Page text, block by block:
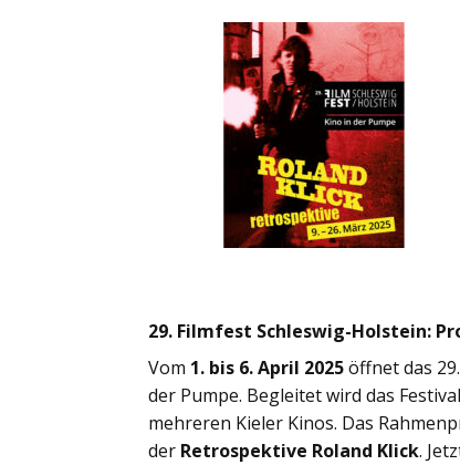
29. Filmfest Schleswig-Holstein:
Vom 1. bis 6. April 2025öffnet das
der Pumpe. Begleitet wird das
mehreren Kieler Kinos. Das
der Retrospektive Roland Klick.